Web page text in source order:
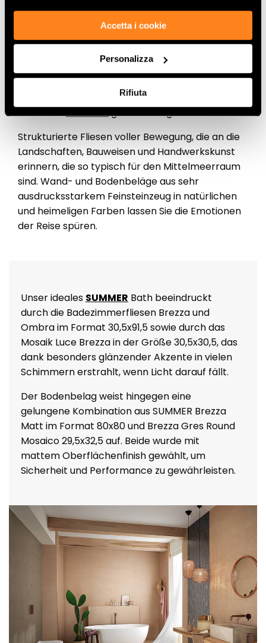
Accetta i cookie
Personalizza
Rifiuta
4. Mediterrane Frische
Wenn Sie sich ein Bad wünschen, in dem Sie
abschalten können, um einen langsamen
Rhythmus und eine warme mediterrane
Atmosphäre wiederzuentdecken, dann ist die
KollektionSUMMERgenau richtig für Sie!
Strukturierte Fliesen voller Bewegung, die an die
Landschaften, Bauweisen und Handwerkskunst
erinnern, die so typisch für den Mittelmeerraum
sind. Wand- und Bodenbeläge aus sehr
ausdrucksstarkem Feinsteinzeug in natürlichen
und heimeligen Farben lassen Sie die Emotionen
der Reise spüren.
Unser ideales SUMMER Bath beeindruckt
durch die Badezimmerfliesen Brezza und
Ombra im Format 30,5x91,5 sowie durch das
Mosaik Luce Brezza in der Größe 30,5x30,5, das
dank besonders glänzender Akzente in vielen
Schimmern erstrahlt, wenn Licht darauf fällt.
Der Bodenbelag weist hingegen eine
gelungene Kombination aus SUMMER Brezza
Matt im Format 80x80 und Brezza Gres Round
Mosaico 29,5x32,5 auf. Beide wurde mit
mattem Oberflächenfinish gewählt, um
Sicherheit und Performance zu gewährleisten.